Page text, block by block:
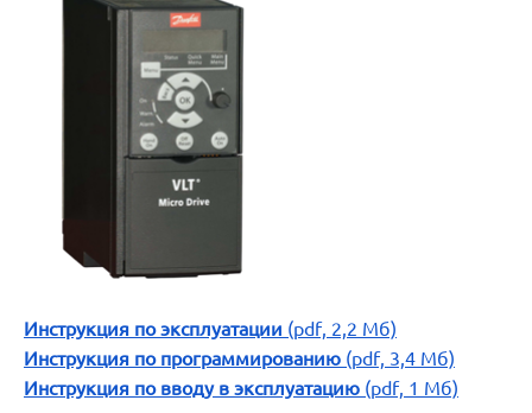
Инструкция по эксплуатации (pdf, 2,2 Мб)
Инструкция по программированию (pdf, 3,4 Мб)
Инструкция по вводу в эксплуатацию (pdf, 1 Мб)